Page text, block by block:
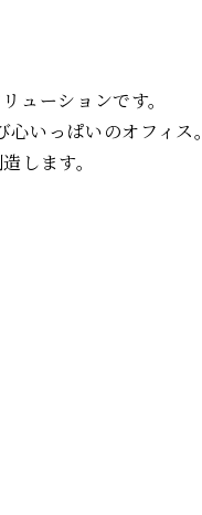
ューションです。
いっぱいのオフィス。
します。